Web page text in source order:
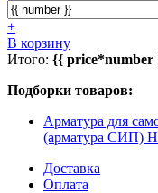
+
В корзину
Итого: {{ price*number
Подборки товаров:
Арматура для
(арматура СИП)
Доставка
Оплата